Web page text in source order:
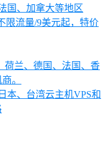
国、加拿大等地区
限流量/9美元起，特价
荷兰、德国、法国、香
。
本、台湾云主机VPS和